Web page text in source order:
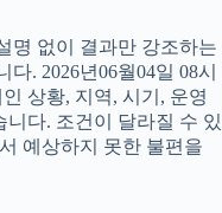
명 없이 결과만 강조하는
. 2026년06월04일 08시
상황, 지역, 시기, 운영
다. 조건이 달라질 수 있
예상하지 못한 불편을